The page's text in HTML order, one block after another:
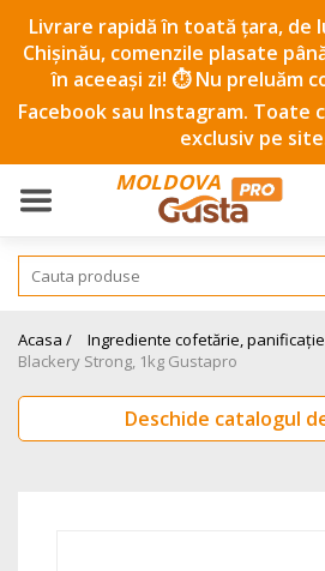
Livrare rapidă în toată țara, de
Chișinău, comenzile plasate
în aceeași zi! ⏱️ Nu preluăm
Facebook sau Instagram. Toate
exclusiv pe
MOLDOVA
Acasa / Ingrediente cofetărie,
Blackery Strong, 1kg Gustapro
Deschide catalogul